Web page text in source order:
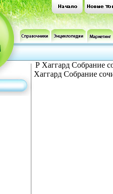
Р Хаггард Собрание
Хаггард Собрание